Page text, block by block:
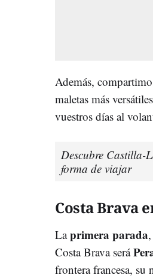
Además,
maletas más
vuestros días al
Descubre Castilla-
forma de viajar
Costa Brava
Laprimera parada
Costa Brava será
frontera francesa, su